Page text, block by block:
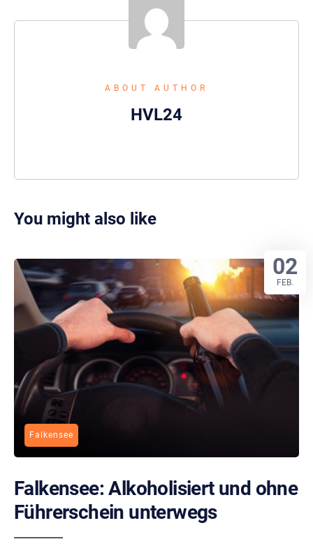
ABOUT AUTHOR
HVL24
You might also like
Falkensee
Falkensee: Alkoholisiert und ohne
Führerschein unterwegs
02
FEB.